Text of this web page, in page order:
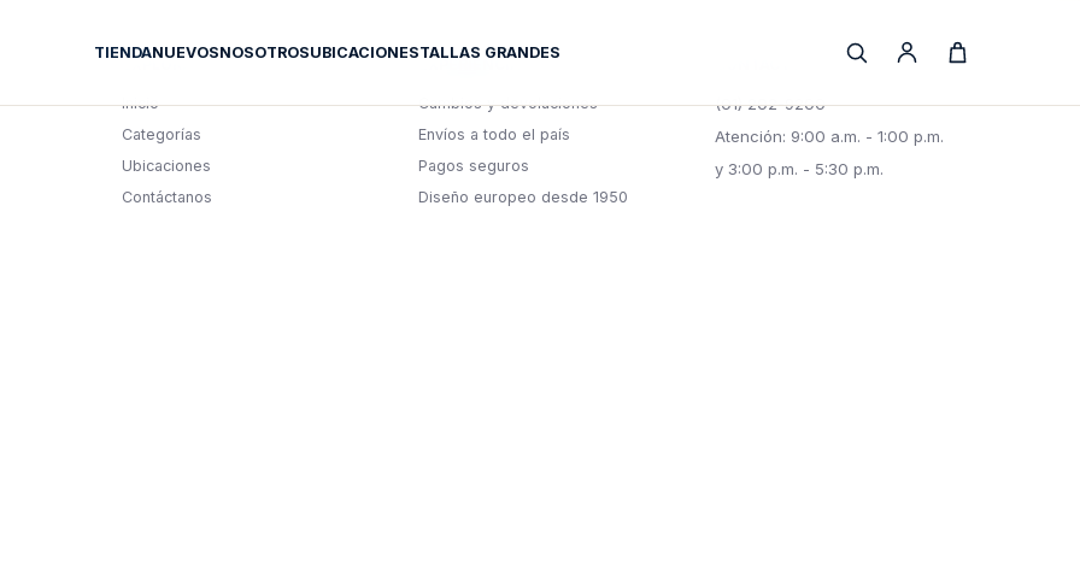
TIENDANUEVOSNOSOTROSUBICACIONESTALLAS GRANDES
Inicio
Categorías
Ubicaciones
Contáctanos
Cambios y devoluciones
Envíos a todo el país
Pagos seguros
Diseño europeo desde 1950
(01) 202-9200
Atención: 9:00 a.m. - 1:00 p.m.
y 3:00 p.m. - 5:30 p.m.